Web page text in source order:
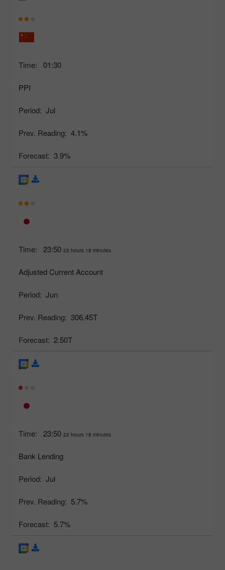
Time: 01:30
PPI
Period: Jul
Prev. Reading: 4.1%
Forecast: 3.9%
Time: 23:50 22 hours 18 minutes
Adjusted Current Account
Period: Jun
Prev. Reading: 306.45T
Forecast: 2.50T
Time: 23:50 22 hours 18 minutes
Bank Lending
Period: Jul
Prev. Reading: 5.7%
Forecast: 5.7%